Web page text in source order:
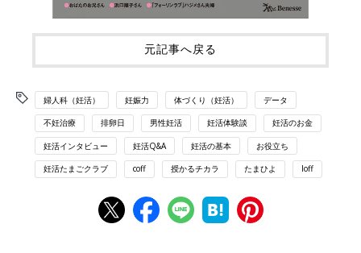
元記事へ戻る
婦人科（妊活） 妊娠力 体づくり（妊活） データ
不妊治療 排卵日 男性妊活 妊活体験談 妊活のお金
妊活インタビュー 妊活Q&A 妊活の基本 お役立ち
妊活たまごクラブ coff 授かるチカラ たまひよ loff